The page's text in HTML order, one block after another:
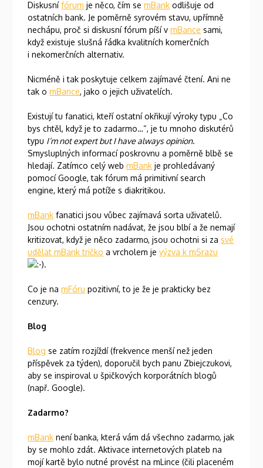
Diskusnífórum je něco, čím semBank odlišuje od
ostatních bank. Je poměrně syrovém stavu, upřímně
nechápu, proč si diskusní fórum píší vmBance sami,
když existuje slušná řádka kvalitních komerčních
i nekomerčních alternativ.
Nicméně i tak poskytuje celkem zajímavé čtení. Ani ne
tak omBance, jako o jejich uživatelích.
Existují tu fanatici, kteří ostatní okřikují výroky typu „Co
bys chtěl, když je to zadarmo…“, je tu mnoho diskutérů
typu I’m not expert but I have always opinion.
Smysluplných informací poskrovnu a poměrně blbě se
hledají. Zatímco celý webmBank je prohledávaný
pomocí Google, tak fórum má primitivní search
engine, který má potíže s diakritikou.
mBank fanatici jsou vůbec zajímavá sorta uživatelů.
Jsou ochotni ostatním nadávat, že jsou blbí a že nemají
kritizovat, když je něco zadarmo, jsou ochotni si zasvé
udělat mBank tričko a vrcholem jevýzva k mSrazu
.
Co je namFóru pozitivní, to je že je prakticky bez
cenzury.
Blog
Blog se zatím rozjíždí (frekvence menší než jeden
příspěvek za týden), doporučil bych panu Zbiejczukovi,
aby se inspiroval u špičkových korporátních blogů
(např. Google).
Zadarmo?
mBank není banka, která vám dá všechno zadarmo, jak
by se mohlo zdát. Aktivace internetových plateb na
mojí kartě bylo nutné provést na mLince (čili placeném